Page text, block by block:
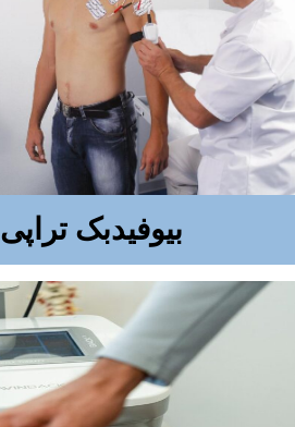
بیوفیدبک تراپی